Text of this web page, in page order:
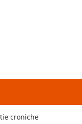
croniche